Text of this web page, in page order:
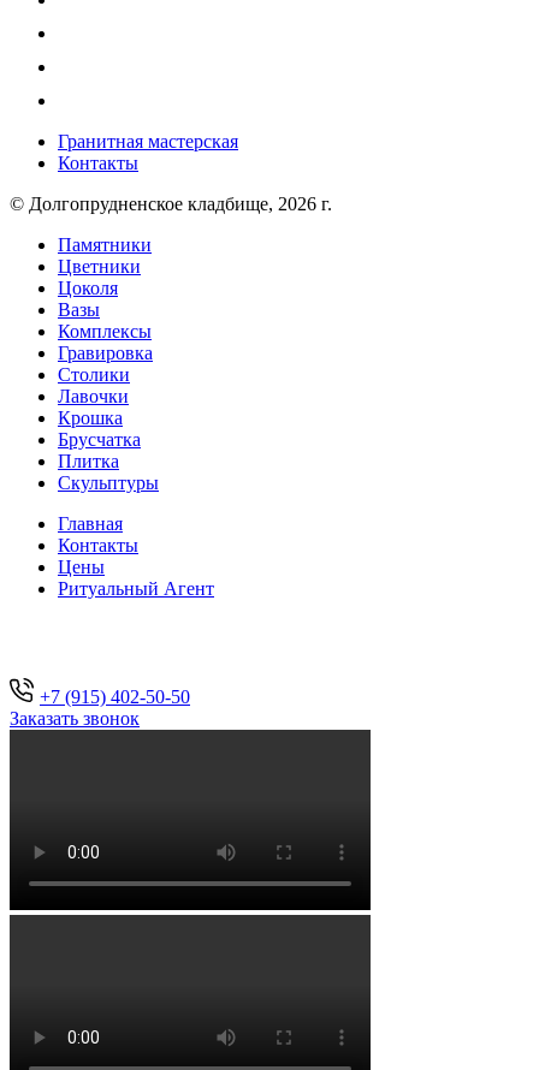
Гранитная мастерская
Контакты
© Долгопрудненское кладбище, 2026 г.
Памятники
Цветники
Цоколя
Вазы
Комплексы
Гравировка
Столики
Лавочки
Крошка
Брусчатка
Плитка
Скульптуры
Главная
Контакты
Цены
Ритуальный Агент
+7 (915) 402-50-50
Заказать звонок